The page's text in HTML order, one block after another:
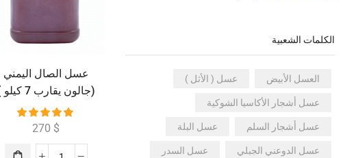
عسل الصال اليمني
(جالون يقارب 7 كيلو )
270 $
الكلمات الشعبية
العسل الأبيض عسل ( الأثل )
عسل أشجار الأكاسيا الشوكية
عسل أشجار السلم عسل البلة
عسل الدوعني الجبلي عسل السدر